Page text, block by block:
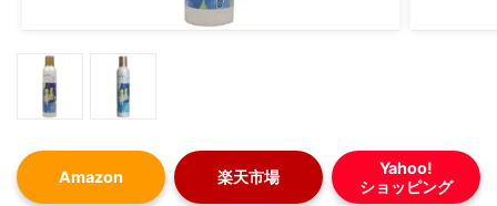
Amazon 楽天市場
Yahoo!
ショッピング